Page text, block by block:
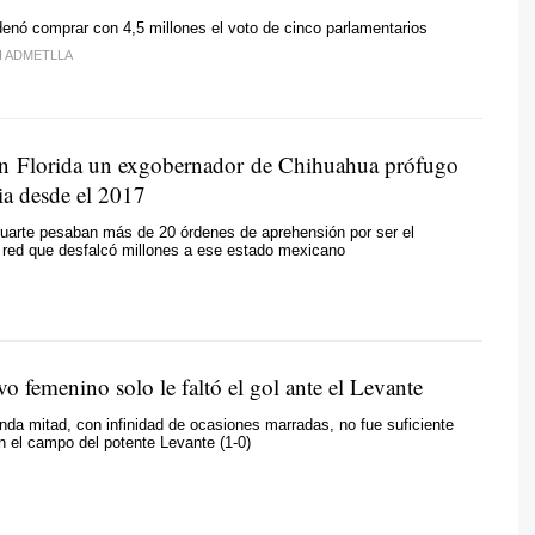
comprar con 4,5 millones el voto de cinco parlamentarios
ADMETLLA
Florida un exgobernador de Chihuahua prófugo
desde el 2017
pesaban más de 20 órdenes de aprehensión por ser el
que desfalcó millones a ese estado mexicano
femenino solo le faltó el gol ante el Levante
mitad, con infinidad de ocasiones marradas, no fue suficiente
el campo del potente Levante (1-0)